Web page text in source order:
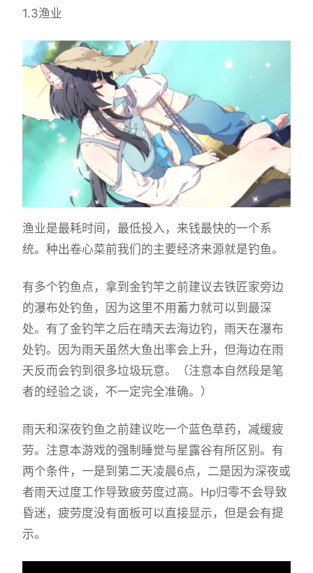
1.3渔业
渔业是最耗时间，最低投入，来钱最快的一个系
统。种出卷心菜前我们的主要经济来源就是钓鱼。
有多个钓鱼点，拿到金钓竿之前建议去铁匠家旁边
的瀑布处钓鱼，因为这里不用蓄力就可以到最深
处。有了金钓竿之后在晴天去海边钓，雨天在瀑布
处钓。因为雨天虽然大鱼出率会上升，但海边在雨
天反而会钓到很多垃圾玩意。（注意本自然段是笔
者的经验之谈，不一定完全准确。）
雨天和深夜钓鱼之前建议吃一个蓝色草药，减缓疲
劳。注意本游戏的强制睡觉与星露谷有所区别。有
两个条件，一是到第二天凌晨6点，二是因为深夜或
者雨天过度工作导致疲劳度过高。Hp归零不会导致
昏迷，疲劳度没有面板可以直接显示，但是会有提
示。